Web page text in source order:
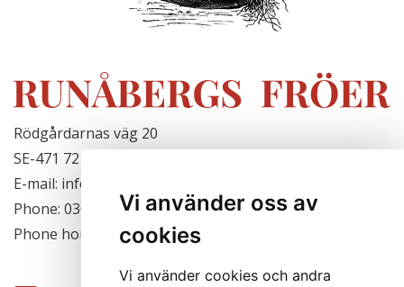
Vi använder oss av
cookies
Vi använder cookies och andra
Rödgårdarnas väg 20
SE-471 72 Hjälteby, Sweden
E-mail: info@runabergsfroer.se
Phone: 0303-777140
Phone hours: Closed for the season